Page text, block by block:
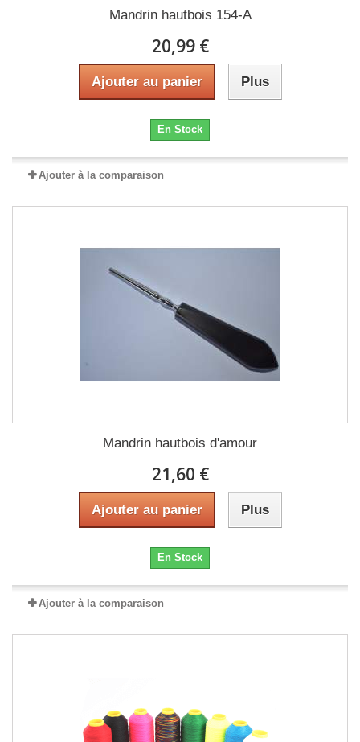
Mandrin hautbois 154-A
20,99 €
Ajouter au panier Plus
En Stock
Ajouter à la comparaison
Mandrin hautbois d'amour
21,60 €
Ajouter au panier Plus
En Stock
Ajouter à la comparaison